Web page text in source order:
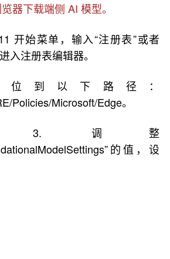
器下载端侧 AI 模型。
始菜单，输入“注册表”或者
入注册表编辑器。
以下路径：
Policies/Microsoft/Edge。
调整
的值，设